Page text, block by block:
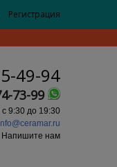
Регистрация
49-94
73-99
9:30 до 19:30
Напишите нам